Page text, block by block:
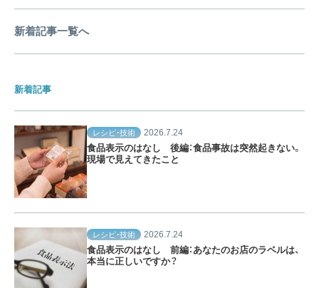
新着記事一覧へ
新着記事
レシピ・技術 2026.7.24
食品表示のはなし 後編：食品事故は突然起きない。
現場で見えてきたこと
レシピ・技術 2026.7.24
食品表示のはなし 前編：あなたのお店のラベルは、
本当に正しいですか？